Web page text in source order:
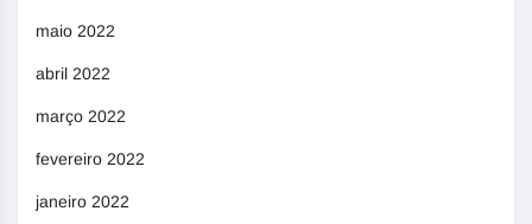
maio 2022
abril 2022
março 2022
fevereiro 2022
janeiro 2022